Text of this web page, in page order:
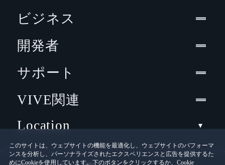
このサイトは、ウェブサイトの機能を最適化し、ウェブサイトのパフォーマ
ンスを分析し、パーソナライズされたエクスペリエンスと広告を提供するた
めにCookieを使用しています。下のボタンをクリックするか、Cookie
ビジネス
開発者
サポート
VIVE関連
Location